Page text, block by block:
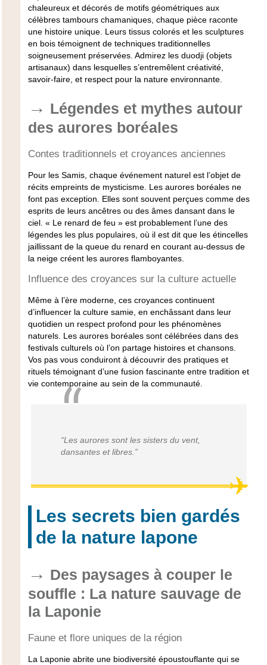
chaleureux et décorés de motifs géométriques aux
célèbres tambours chamaniques, chaque pièce raconte
une histoire unique. Leurs tissus colorés et les sculptures
en bois témoignent de techniques traditionnelles
soigneusement préservées. Admirez les duodji (objets
artisanaux) dans lesquelles s’entremêlent créativité,
savoir-faire, et respect pour la nature environnante.
Légendes et mythes autour
des aurores boréales
Contes traditionnels et croyances anciennes
Pour les Samis, chaque événement naturel est l’objet de
récits empreints de mysticisme. Les aurores boréales ne
font pas exception. Elles sont souvent perçues comme des
esprits de leurs ancêtres ou des âmes dansant dans le
ciel. « Le renard de feu » est probablement l’une des
légendes les plus populaires, où il est dit que les étincelles
jaillissant de la queue du renard en courant au-dessus de
la neige créent les aurores flamboyantes.
Influence des croyances sur la culture actuelle
Même à l’ère moderne, ces croyances continuent
d’influencer la culture samie, en enchâssant dans leur
quotidien un respect profond pour les phénomènes
naturels. Les aurores boréales sont célébrées dans des
festivals culturels où l’on partage histoires et chansons.
Vos pas vous conduiront à découvrir des pratiques et
rituels témoignant d’une fusion fascinante entre tradition et
vie contemporaine au sein de la communauté.
“Les aurores sont les sisters du vent,
dansantes et libres.”
Les secrets bien gardés
de la nature lapone
Des paysages à couper le
souffle : La nature sauvage de
la Laponie
Faune et flore uniques de la région
La Laponie abrite une biodiversité époustouflante qui se